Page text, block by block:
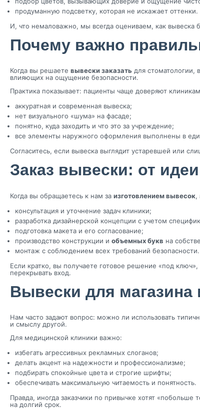
продуманную подсветку, которая не искажает оттенки.
И, что немаловажно, мы всегда оцениваем, как вывеска
Почему важно
Когда вы решаете вывески заказать для стоматологии,
влияющих на ощущение безопасности.
Практика показывает: пациенты чаще доверяют
аккуратная и современная вывеска;
нет визуального «шума» на фасаде;
понятно, куда заходить и что это за учреждение;
все элементы наружного оформления выполнены в
Согласитесь, если вывеска выглядит устаревшей или
Заказ вывески: от
Когда вы обращаетесь к нам за изготовлением вывесок,
консультация и уточнение задач клиники;
разработка дизайнерской концепции с учетом
подготовка макета и его согласование;
производство конструкции и объемных букв на
монтаж с соблюдением всех требований безопасности.
Если кратко, вы получаете готовое решение «под
перекрывать вход.
Вывески для магазина
Нам часто задают вопрос: можно ли использовать
и смыслу другой.
Для медицинской клиники важно:
избегать агрессивных рекламных слоганов;
делать акцент на надежности и профессионализме;
подбирать спокойные цвета и строгие шрифты;
обеспечивать максимальную читаемость и понятность.
Правда, иногда заказчики по привычке хотят
на долгий срок.